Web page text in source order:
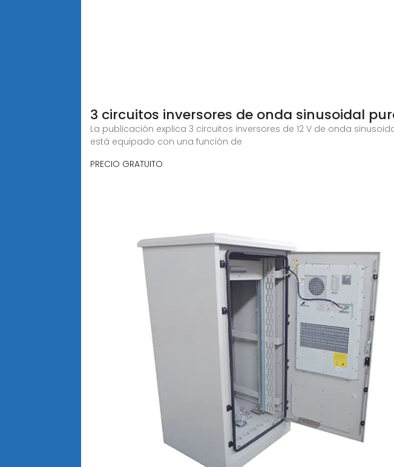
3 circuitos inversores de onda sinusoidal
La publicación explica 3 circuitos inversores de 12 V de onda
está equipado con una función de
PRECIO GRATUITO